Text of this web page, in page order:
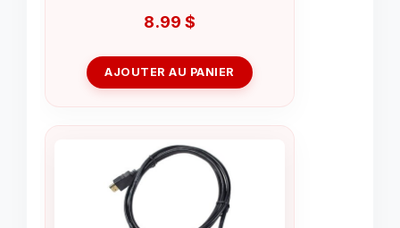
8.99 $
AJOUTER AU PANIER